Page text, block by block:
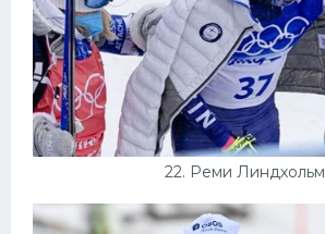
22. Реми Линдхольм